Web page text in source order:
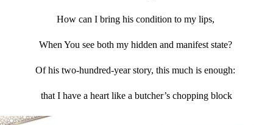
How can I bring his condition to my lips,
When You see both my hidden and manifest state?
Of his two-hundred-year story, this much is enough:
that I have a heart like a butcher’s chopping block